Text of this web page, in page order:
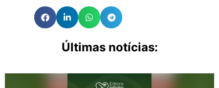
Últimas notícias: